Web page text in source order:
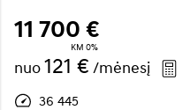
11 700 €
KM 0%
nuo121 € /mėnesį
36 445